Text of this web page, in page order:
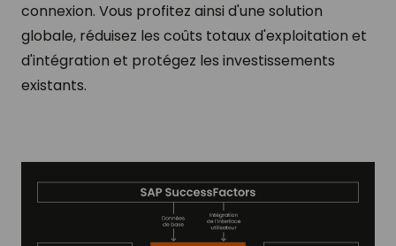
connexion. Vous profitez ainsi d'une solution
globale, réduisez les coûts totaux d'exploitation et
d'intégration et protégez les investissements
existants.